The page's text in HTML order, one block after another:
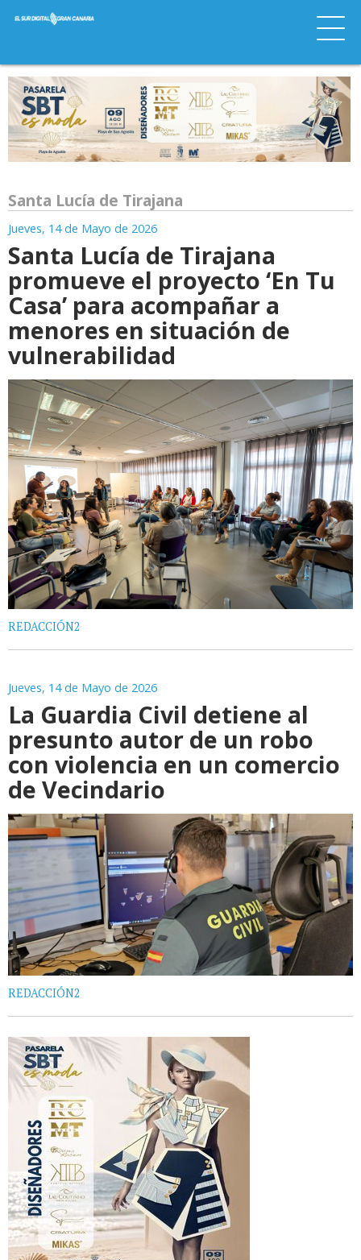
Santa Lucía de Tirajana
Jueves, 14 de Mayo de 2026
Santa Lucía de Tirajana
promueve el proyecto ‘En Tu
Casa’ para acompañar a
menores en situación de
vulnerabilidad
REDACCIÓN2
Jueves, 14 de Mayo de 2026
La Guardia Civil detiene al
presunto autor de un robo
con violencia en un comercio
de Vecindario
REDACCIÓN2